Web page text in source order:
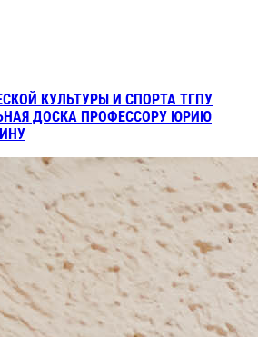
КУЛЬТУРЫ И СПОРТА ТГПУ
ДОСКА ПРОФЕССОРУ ЮРИЮ